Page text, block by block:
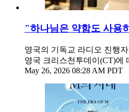
"하나님은 약함도 사용
영국의 기독교 라디오 진행
영국 크리스천투데이(CT)에
May 26, 2026 08:28 AM PDT